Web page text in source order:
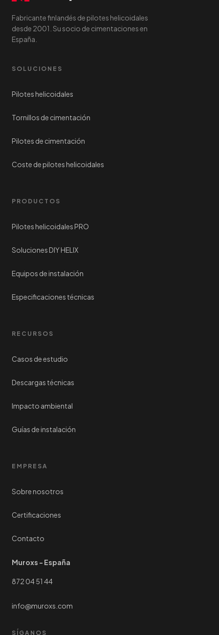
Fabricante finlandés de pilotes helicoidales
desde 2001. Su socio de cimentaciones en
España.
SOLUCIONES
Pilotes helicoidales
Tornillos de cimentación
Pilotes de cimentación
Coste de pilotes helicoidales
PRODUCTOS
Pilotes helicoidales PRO
Soluciones DIY HELIX
Equipos de instalación
Especificaciones técnicas
RECURSOS
Casos de estudio
Descargas técnicas
Impacto ambiental
Guías de instalación
EMPRESA
Sobre nosotros
Certificaciones
Contacto
Muroxs - España
872 04 51 44
info@muroxs.com
SÍGANOS